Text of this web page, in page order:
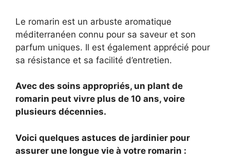
Le romarin est un arbuste aromatique
méditerranéen connu pour sa saveur et son
parfum uniques. Il est également apprécié pour
sa résistance et sa facilité d’entretien.
Avec des soins appropriés, un plant de
romarin peut vivre plus de 10 ans, voire
plusieurs décennies.
Voici quelques astuces de jardinier pour
assurer une longue vie à votre romarin :